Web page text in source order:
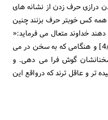
درازی حرف زدن از نشانه های
کس خوبتر حرف بزنند چنین
خداوند متعال می فرماید:«
»[منافقون/4] و هنگامی که به سخن در می
گوش فرا می دهی. و
تر و عاقل ترند که درواقع این